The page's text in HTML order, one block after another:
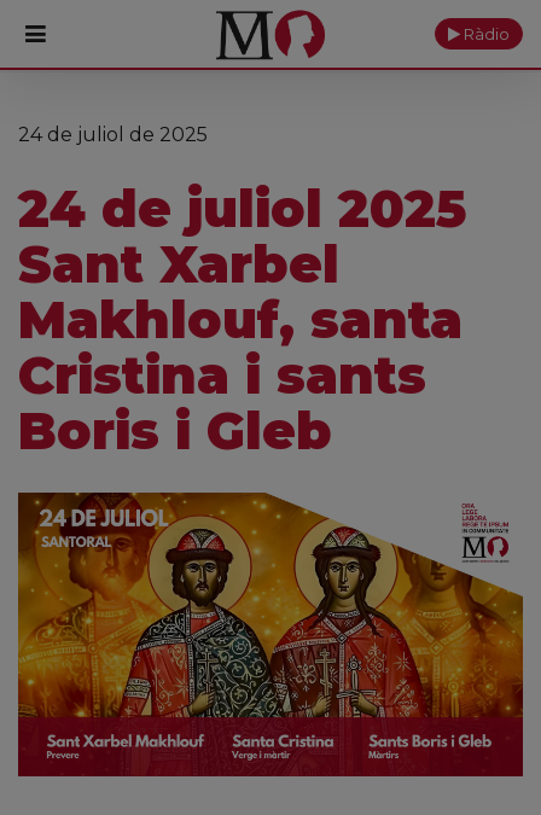
PORTADA
Actualitat
Fundació
Visita'ns
Reserves
Ràdio
24 de juliol de 2025
24 de juliol 2025
Sant Xarbel
Makhlouf, santa
Cristina i sants
Boris i Gleb